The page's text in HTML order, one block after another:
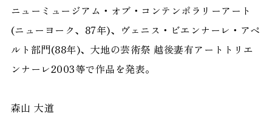
ニューミュージアム・オブ・コンテンポラリーアート
(ニューヨーク、87年)、ヴェニス・ビエンナーレ・アペ
ルト部門(88年)、大地の芸術祭 越後妻有アートトリエ
ンナーレ2003等で作品を発表。
森山 大道